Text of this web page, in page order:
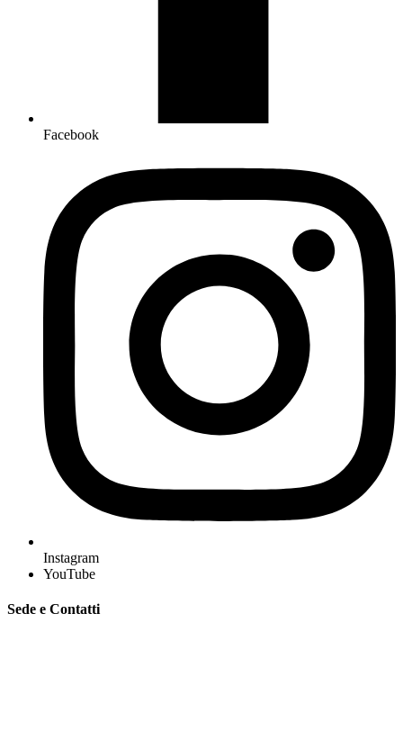
Facebook
Instagram
YouTube
Sede e Contatti